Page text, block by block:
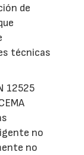
de
técnicas
12525
no
no